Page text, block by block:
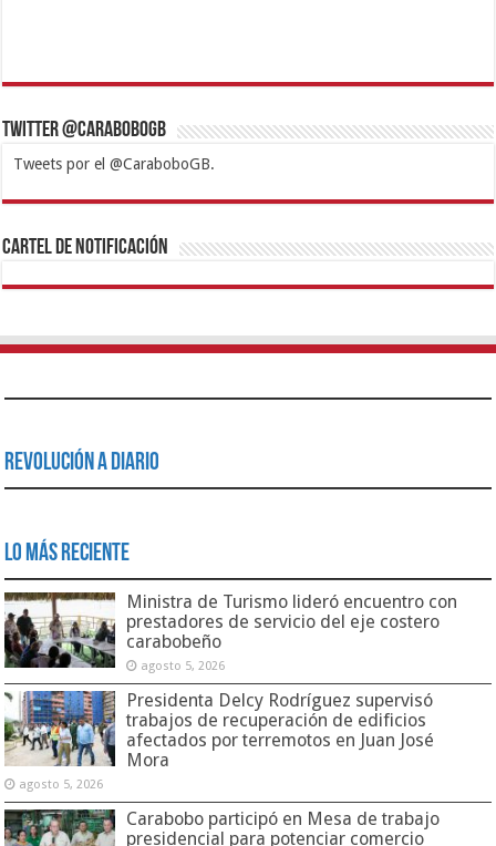
Twitter @CaraboboGB
Tweets por el @CaraboboGB.
1xbetBetturkeyBetistKralbetSupertotobetTipobetMatadorbetMariobet
https://mvbcasino.com/
Cartel de Notificación
Revolución a Diario
Lo Más Reciente
Ministra de Turismo lideró encuentro con
prestadores de servicio del eje costero
carabobeño
agosto 5, 2026
Presidenta Delcy Rodríguez supervisó
trabajos de recuperación de edificios
afectados por terremotos en Juan José
Mora
agosto 5, 2026
Carabobo participó en Mesa de trabajo
presidencial para potenciar comercio